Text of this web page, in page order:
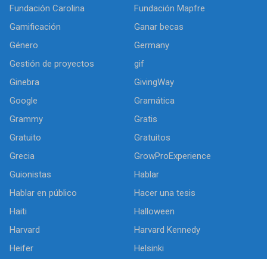
Fundación Carolina
Fundación Mapfre
Gamificación
Ganar becas
Género
Germany
Gestión de proyectos
gif
Ginebra
GivingWay
Google
Gramática
Grammy
Gratis
Gratuito
Gratuitos
Grecia
GrowProExperience
Guionistas
Hablar
Hablar en público
Hacer una tesis
Haiti
Halloween
Harvard
Harvard Kennedy
Heifer
Helsinki